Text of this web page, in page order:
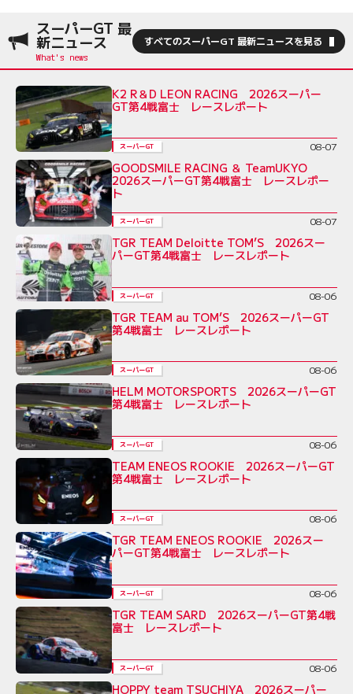
スーパーGT 最
新ニュース すべてのスーパーGT 最新ニュースを見る
K2 R＆D LEON RACING 2026スーパー
GT第4戦富士 レースレポート
スーパーGT 08-07
GOODSMILE RACING ＆ TeamUKYO
2026スーパーGT第4戦富士 レースレポー
ト
スーパーGT 08-07
TGR TEAM Deloitte TOM’S 2026スー
パーGT第4戦富士 レースレポート
スーパーGT 08-06
TGR TEAM au TOM’S 2026スーパーGT
第4戦富士 レースレポート
スーパーGT 08-06
HELM MOTORSPORTS 2026スーパーGT
第4戦富士 レースレポート
スーパーGT 08-06
TEAM ENEOS ROOKIE 2026スーパーGT
第4戦富士 レースレポート
スーパーGT 08-06
TGR TEAM ENEOS ROOKIE 2026スー
パーGT第4戦富士 レースレポート
スーパーGT 08-06
TGR TEAM SARD 2026スーパーGT第4戦
富士 レースレポート
スーパーGT 08-06
HOPPY team TSUCHIYA 2026スーパー